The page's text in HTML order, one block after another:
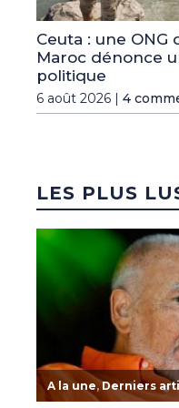
Ceuta : une ONG
Maroc dénonce
politique
6 août 2026 | 4
LES PLUS